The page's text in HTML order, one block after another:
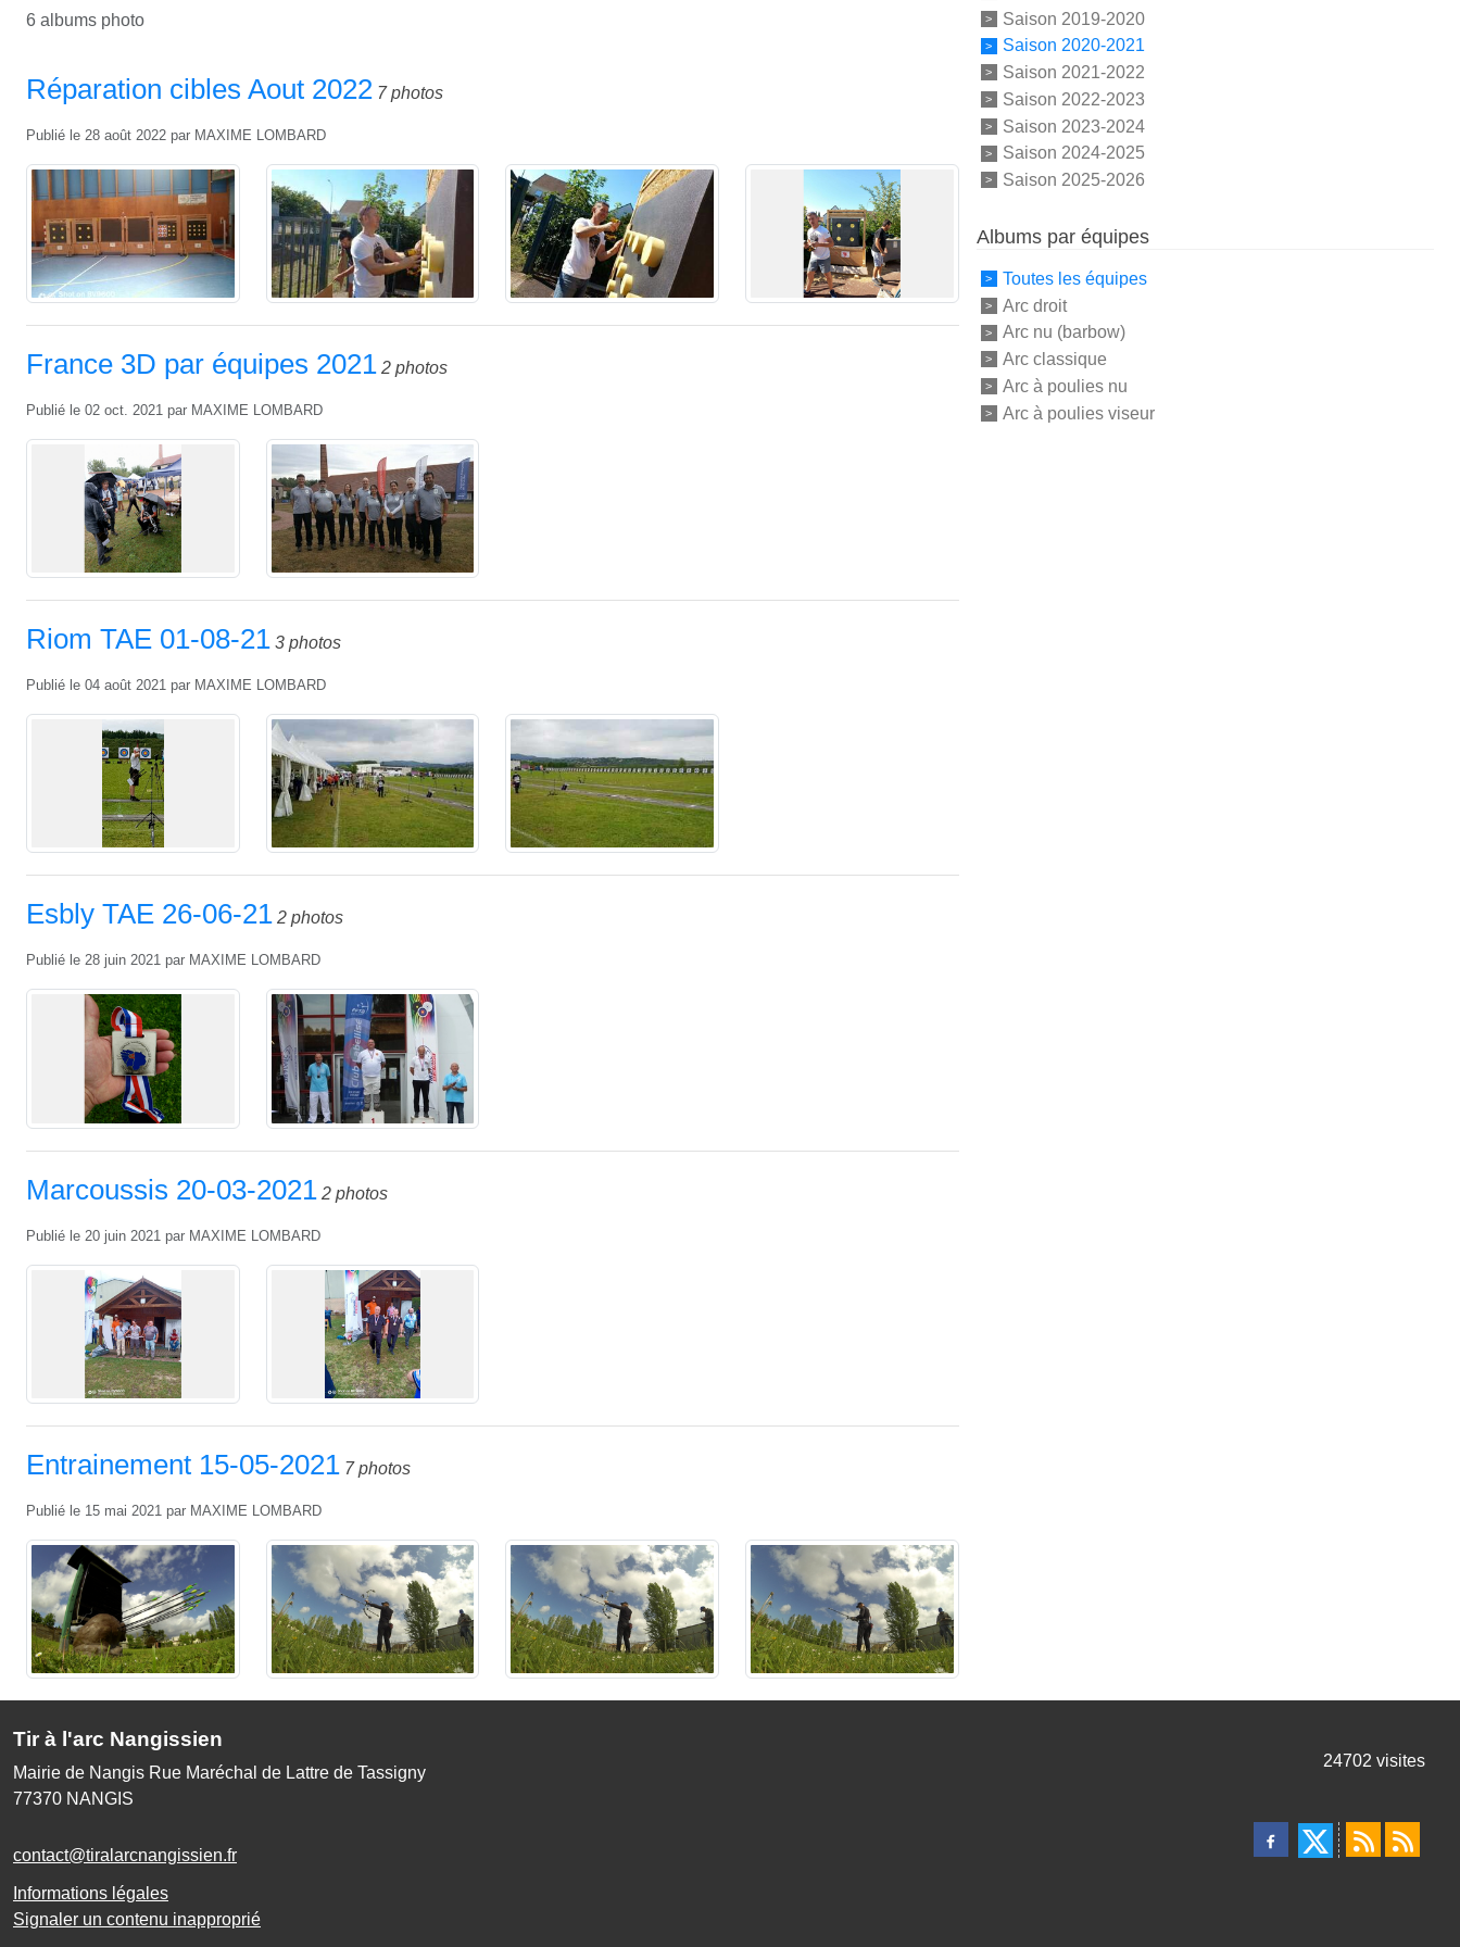
6 albums photo
Réparation cibles Aout 2022 7 photos
Publié le 28 août 2022 par MAXIME LOMBARD
France 3D par équipes 2021 2 photos
Publié le 02 oct. 2021 par MAXIME LOMBARD
Riom TAE 01-08-21 3 photos
Publié le 04 août 2021 par MAXIME LOMBARD
Esbly TAE 26-06-21 2 photos
Publié le 28 juin 2021 par MAXIME LOMBARD
Marcoussis 20-03-2021 2 photos
Publié le 20 juin 2021 par MAXIME LOMBARD
Entrainement 15-05-2021 7 photos
Publié le 15 mai 2021 par MAXIME LOMBARD
Saison 2019-2020
Saison 2020-2021
Saison 2021-2022
Saison 2022-2023
Saison 2023-2024
Saison 2024-2025
Saison 2025-2026
Albums par équipes
Toutes les équipes
Arc droit
Arc nu (barbow)
Arc classique
Arc à poulies nu
Arc à poulies viseur
Tir à l'arc Nangissien
Mairie de Nangis Rue Maréchal de Lattre de Tassigny
77370 NANGIS
contact@tiralarcnangissien.fr
Informations légales
Signaler un contenu inapproprié
24702 visites